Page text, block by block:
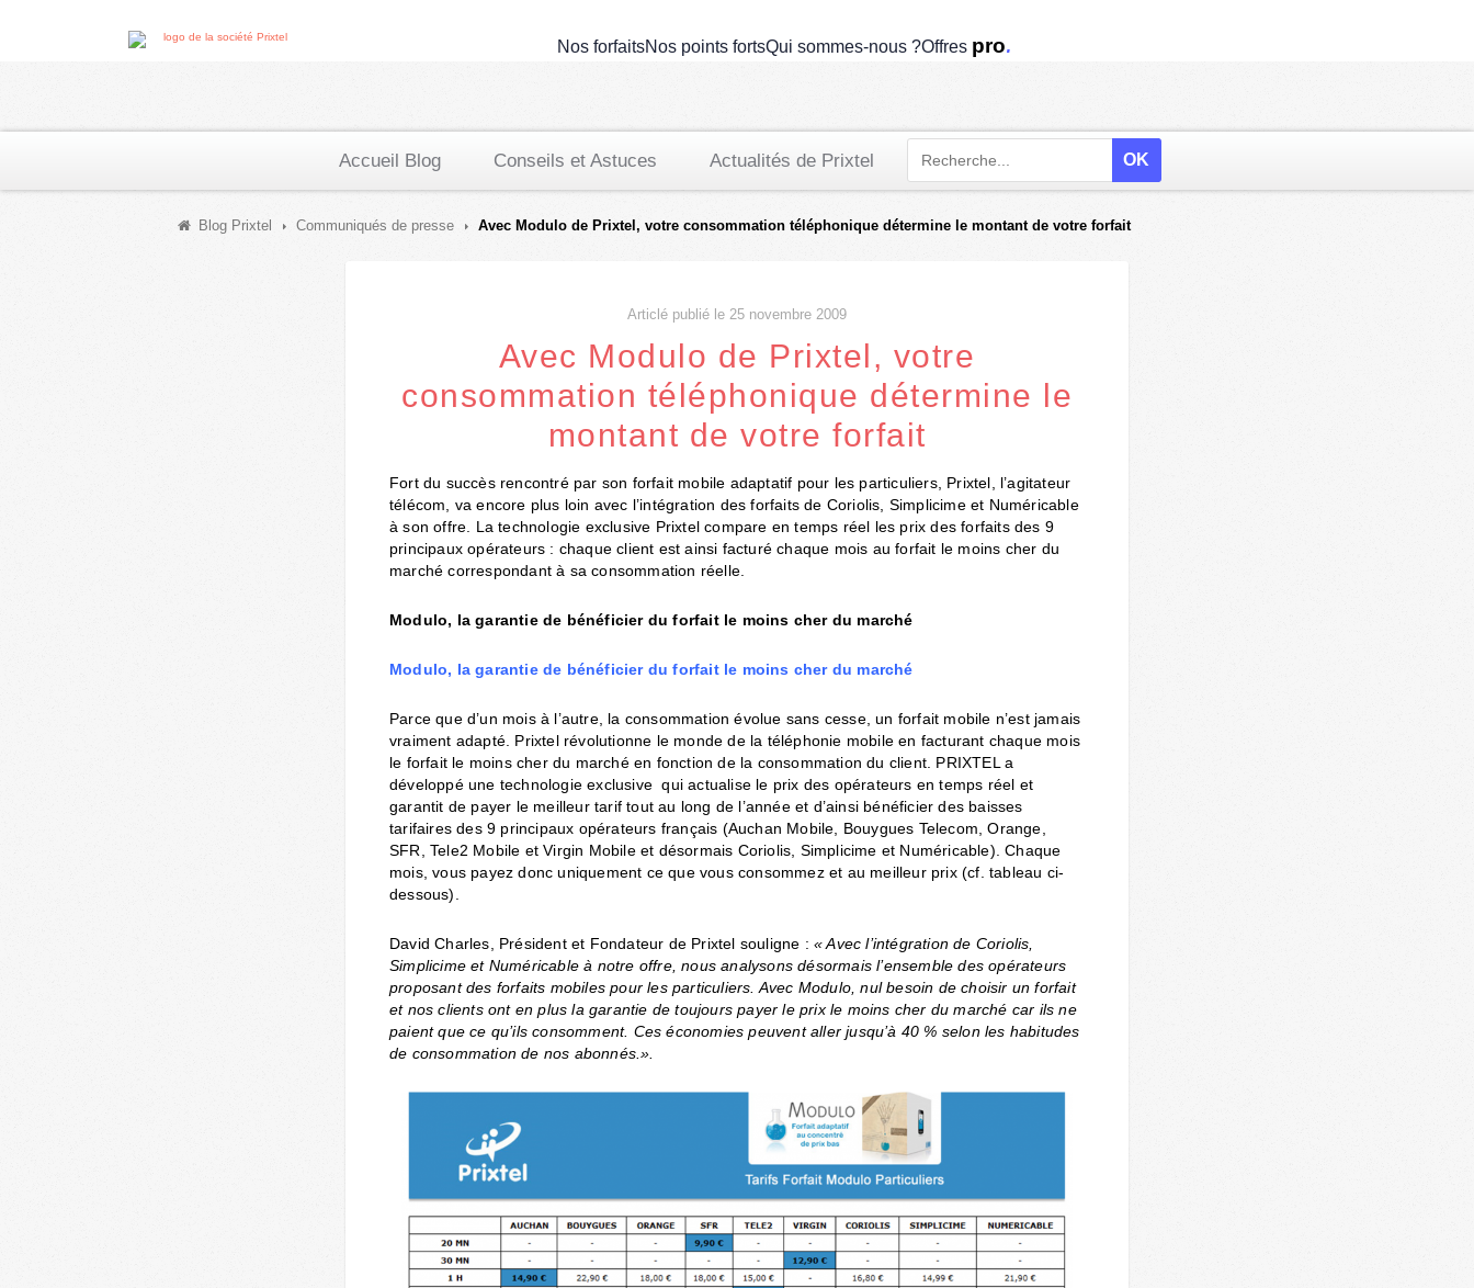
Nos forfaitsNos points fortsQui sommes-nous ?Offres pro.
Accueil Blog Conseils et Astuces Actualités de Prixtel
Blog Prixtel Communiqués de presse Avec Modulo de Prixtel, votre consommation téléphonique détermine le montant de votre forfait
Articlé publié le 25 novembre 2009
Avec Modulo de Prixtel, votre
consommation téléphonique détermine le
montant de votre forfait
Fort du succès rencontré par son forfait mobile adaptatif pour les particuliers, Prixtel, l’agitateur
télécom, va encore plus loin avec l’intégration des forfaits de Coriolis, Simplicime et Numéricable
à son offre. La technologie exclusive Prixtel compare en temps réel les prix des forfaits des 9
principaux opérateurs : chaque client est ainsi facturé chaque mois au forfait le moins cher du
marché correspondant à sa consommation réelle.
Modulo, la garantie de bénéficier du forfait le moins cher du marché
Modulo, la garantie de bénéficier du forfait le moins cher du marché
Parce que d’un mois à l’autre, la consommation évolue sans cesse, un forfait mobile n’est jamais
vraiment adapté. Prixtel révolutionne le monde de la téléphonie mobile en facturant chaque mois
le forfait le moins cher du marché en fonction de la consommation du client. PRIXTEL a
développé une technologie exclusive qui actualise le prix des opérateurs en temps réel et
garantit de payer le meilleur tarif tout au long de l’année et d’ainsi bénéficier des baisses
tarifaires des 9 principaux opérateurs français (Auchan Mobile, Bouygues Telecom, Orange,
SFR, Tele2 Mobile et Virgin Mobile et désormais Coriolis, Simplicime et Numéricable). Chaque
mois, vous payez donc uniquement ce que vous consommez et au meilleur prix (cf. tableau ci-
dessous).
David Charles, Président et Fondateur de Prixtel souligne : «Avec l’intégration de Coriolis,
Simplicime et Numéricable à notre offre, nous analysons désormais l’ensemble des opérateurs
proposant des forfaits mobiles pour les particuliers. Avec Modulo, nul besoin de choisir un forfait
et nos clients ont en plus la garantie de toujours payer le prix le moins cher du marché car ils ne
paient que ce qu’ils consomment. Ces économies peuvent aller jusqu’à 40 % selon les habitudes
de consommation de nos abonnés.».